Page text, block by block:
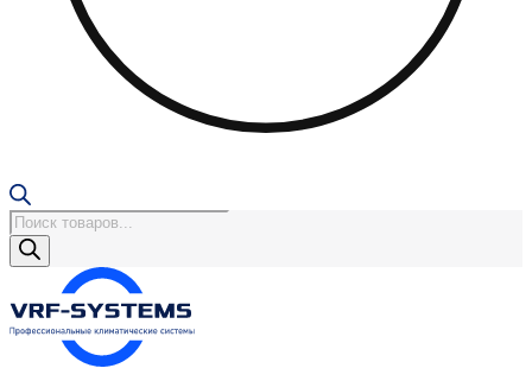
Поиск
товаров